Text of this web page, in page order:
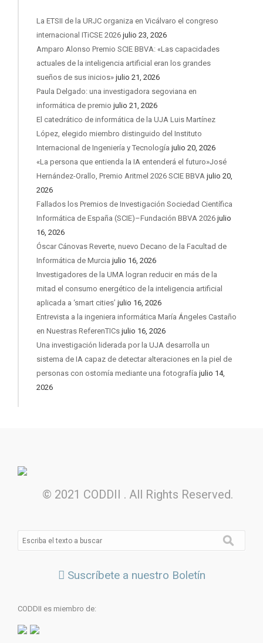
La ETSII de la URJC organiza en Vicálvaro el congreso
internacional ITiCSE 2026 julio 23, 2026
Amparo Alonso Premio SCIE BBVA: «Las capacidades
actuales de la inteligencia artificial eran los grandes
sueños de sus inicios» julio 21, 2026
Paula Delgado: una investigadora segoviana en
informática de premio julio 21, 2026
El catedrático de informática de la UJA Luis Martínez
López, elegido miembro distinguido del Instituto
Internacional de Ingeniería y Tecnología julio 20, 2026
«La persona que entienda la IA entenderá el futuro»José
Hernández-Orallo, Premio Aritmel 2026 SCIE BBVA julio 20,
2026
Fallados los Premios de Investigación Sociedad Científica
Informática de España (SCIE)–Fundación BBVA 2026 julio
16, 2026
Óscar Cánovas Reverte, nuevo Decano de la Facultad de
Informática de Murcia julio 16, 2026
Investigadores de la UMA logran reducir en más de la
mitad el consumo energético de la inteligencia artificial
aplicada a ‘smart cities’ julio 16, 2026
Entrevista a la ingeniera informática María Ángeles Castaño
en Nuestras ReferenTICs julio 16, 2026
Una investigación liderada por la UJA desarrolla un
sistema de IA capaz de detectar alteraciones en la piel de
personas con ostomía mediante una fotografía julio 14,
2026
© 2021 CODDII . All Rights Reserved.
Suscríbete a nuestro Boletín
CODDII es miembro de: